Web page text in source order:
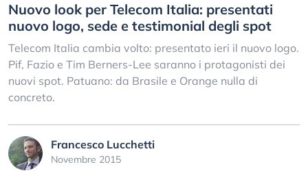
Nuovo look per Telecom Italia: presentati
nuovo logo, sede e testimonial degli spot
Telecom Italia cambia volto: presentato ieri il nuovo logo.
Pif, Fazio e Tim Berners-Lee saranno i protagonisti dei
nuovi spot. Patuano: da Brasile e Orange nulla di
concreto.
Francesco Lucchetti
Novembre 2015